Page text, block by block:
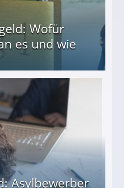
Wofür
es und wie
Asylbewerber